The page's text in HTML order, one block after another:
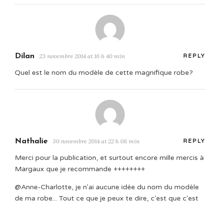
Dilan 23 novembre 2014 at 16 h 40 min REPLY
Quel est le nom du modèle de cette magnifique robe?
Nathalie 30 novembre 2014 at 22 h 08 min REPLY
Merci pour la publication, et surtout encore mille mercis à
Margaux que je recommande ++++++++
@Anne-Charlotte, je n'ai aucune idée du nom du modèle
de ma robe... Tout ce que je peux te dire, c'est que c'est